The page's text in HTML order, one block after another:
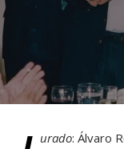
urado: Álvaro